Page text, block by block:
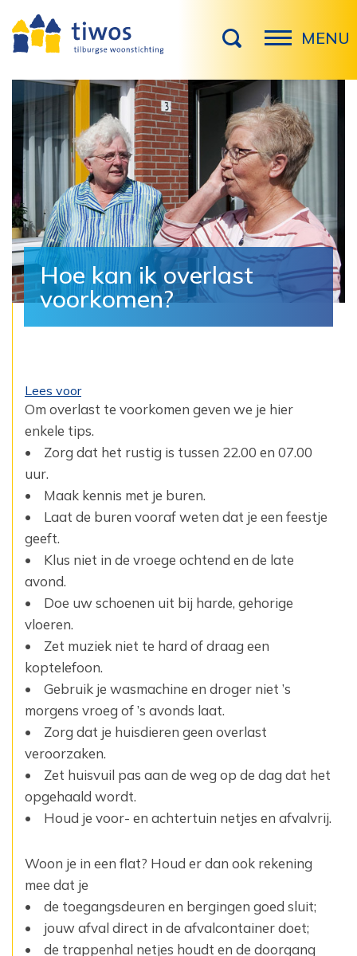
MENU
Hoe kan ik overlast
voorkomen?
Lees voor
Om overlast te voorkomen geven we je hier
enkele tips.‎
• Zorg dat het rustig is tussen 22.00 en 07.00
uur.‎
• Maak kennis met je buren.‎
• Laat de buren vooraf weten dat je een feestje
geeft.‎
• Klus niet in de vroege ochtend en de late
avond.‎
• Doe uw schoenen uit bij harde, gehorige
vloeren.‎
• Zet muziek niet te hard of draag een
koptelefoon.‎
• Gebruik je wasmachine en droger niet ’s
morgens vroeg of ’s avonds laat.‎
• Zorg dat je huisdieren geen overlast
veroorzaken.‎
• Zet huisvuil pas aan de weg op de dag dat het
opgehaald wordt.‎
• Houd je voor- en achtertuin netjes en afvalvrij.‎
Woon je in een flat? Houd er dan ook rekening
mee dat je
• de toegangsdeuren en bergingen goed sluit;‎
• jouw afval direct in de afvalcontainer doet;‎
• de trappenhal netjes houdt en de doorgang